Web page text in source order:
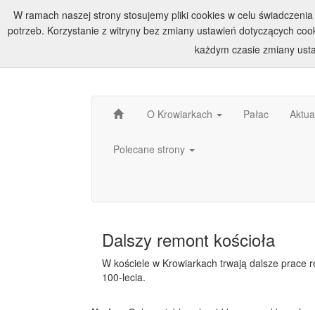
O Krowiarkach Pałac
Polecane strony
Dalszy remont kościoła
W kościele w Krowiarkach trwają dalsze prace
100-lecia.
W ramach naszej strony stosujemy pliki cookies w celu
potrzeb. Korzystanie z witryny bez zmiany ustawień dotyczących
każdym czasie zmiany